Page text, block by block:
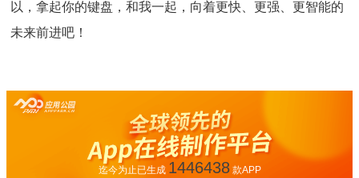
以，拿起你的键盘，和我一起，向着更快、更强、更智能的
未来前进吧！
迄今为止已生成 1446438款APP